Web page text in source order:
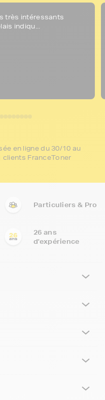
très intéressants
indiqu...
en ligne du 30/10 au
clients FranceToner
Particuliers & Pro
26 ans
d'expérience